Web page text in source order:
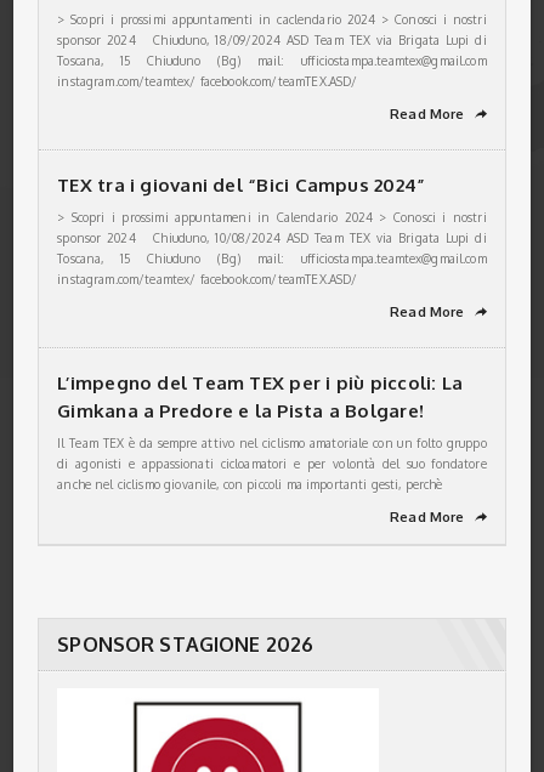
> Scopri i prossimi appuntamenti in caclendario 2024 > Conosci i nostri
sponsor 2024 Chiuduno, 18/09/2024 ASD Team TEX via Brigata Lupi di
Toscana, 15 Chiuduno (Bg) mail: ufficiostampa.teamtex@gmail.com
instagram.com/teamtex/ facebook.com/teamTEX.ASD/
Read More ➦
TEX tra i giovani del “Bici Campus 2024”
> Scopri i prossimi appuntameni in Calendario 2024 > Conosci i nostri
sponsor 2024 Chiuduno, 10/08/2024 ASD Team TEX via Brigata Lupi di
Toscana, 15 Chiuduno (Bg) mail: ufficiostampa.teamtex@gmail.com
instagram.com/teamtex/ facebook.com/teamTEX.ASD/
Read More ➦
L’impegno del Team TEX per i più piccoli: La
Gimkana a Predore e la Pista a Bolgare!
Il Team TEX è da sempre attivo nel ciclismo amatoriale con un folto gruppo
di agonisti e appassionati cicloamatori e per volontà del suo fondatore
anche nel ciclismo giovanile, con piccoli ma importanti gesti, perchè
Read More ➦
SPONSOR STAGIONE 2026